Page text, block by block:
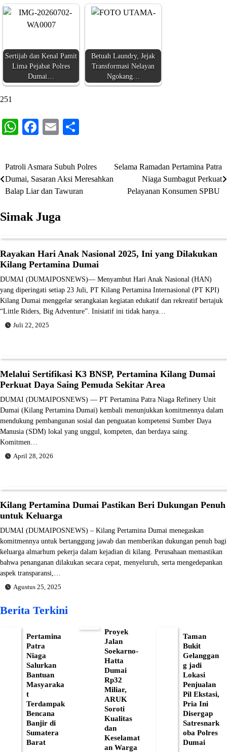
Sertijab dan Kenal Pamit
Lima Pejabat Polres
Dumai…
Betuah Laundry, Jejak
Transformasi Nelayan
Ngokang…
251
WhatsApp
Facebook
Email
Navigasi
pos
Patroli Asmara Subuh Polres
Dumai, Sasaran Aksi Meresahkan
Balap Liar dan Tawuran
Selama Ramadan Pertamina Patra
Niaga Sumbagut Perkuat
Pelayanan Konsumen SPBU
Simak Juga
Rayakan Hari Anak Nasional 2025, Ini yang Dilakukan
Kilang Pertamina Dumai
DUMAI (DUMAIPOSNEWS)— Menyambut Hari Anak Nasional (HAN)
yang diperingati setiap 23 Juli, PT Kilang Pertamina Internasional (PT KPI)
Kilang Dumai menggelar serangkaian kegiatan edukatif dan rekreatif bertajuk
“Little Riders, Big Adventure”. Inisiatif ini tidak hanya…
Juli 22, 2025
Melalui Sertifikasi K3 BNSP, Pertamina Kilang Dumai
Perkuat Daya Saing Pemuda Sekitar Area
DUMAI (DUMAIPOSNEWS) — PT Pertamina Patra Niaga Refinery Unit
Dumai (Kilang Pertamina Dumai) kembali menunjukkan komitmennya dalam
mendukung pembangunan sosial dan penguatan kompetensi Sumber Daya
Manusia (SDM) lokal yang unggul, kompeten, dan berdaya saing.
Komitmen…
April 28, 2026
Kilang Pertamina Dumai Pastikan Beri Dukungan Penuh
untuk Keluarga
DUMAI (DUMAIPOSNEWS) – Kilang Pertamina Dumai menegaskan
komitmennya untuk bertanggung jawab dan memberikan dukungan penuh bagi
keluarga almarhum pekerja dalam kejadian di kilang. Perusahaan memastikan
bahwa penanganan dilakukan secara cepat, menyeluruh, serta mengedepankan
aspek transparansi,…
Agustus 25, 2025
Berita Terkini
Pertamina
Patra
Niaga
Salurkan
Bantuan
Masyaraka
t
Terdampak
Bencana
Banjir di
Sumatera
Barat
Proyek
Jalan
Soekarno-
Hatta
Dumai
Rp32
Miliar,
ARUK
Soroti
Kualitas
dan
Keselamat
an Warga
Taman
Bukit
Gelanggan
g jadi
Lokasi
Penjualan
Pil Ekstasi,
Pria Ini
Disergap
Satresnark
oba Polres
Dumai